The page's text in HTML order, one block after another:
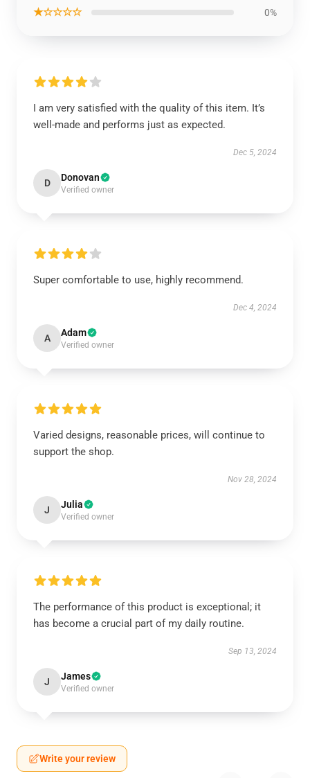
★☆☆☆☆ 0%
I am very satisfied with the quality of this item. It’s
well-made and performs just as expected.
Dec 5, 2024
D Donovan
Verified owner
Super comfortable to use, highly recommend.
Dec 4, 2024
A Adam
Verified owner
Varied designs, reasonable prices, will continue to
support the shop.
Nov 28, 2024
J Julia
Verified owner
The performance of this product is exceptional; it
has become a crucial part of my daily routine.
Sep 13, 2024
J James
Verified owner
Write your review